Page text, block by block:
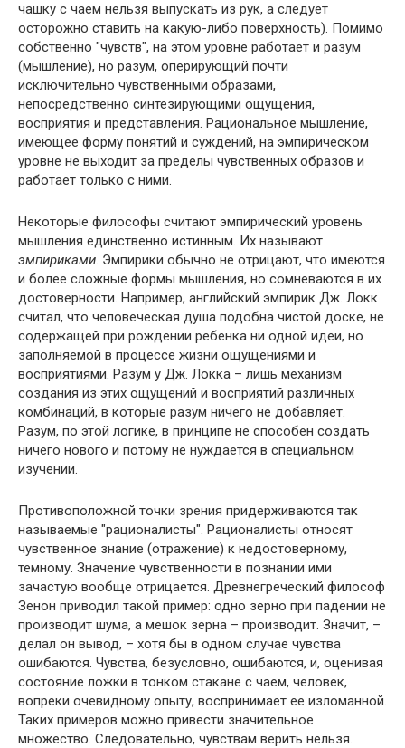
чашку с чаем нельзя выпускать из рук, а следует
осторожно ставить на какую-либо поверхность). Помимо
собственно "чувств", на этом уровне работает и разум
(мышление), но разум, оперирующий почти
исключительно чувственными образами,
непосредственно синтезирующими ощущения,
восприятия и представления. Рациональное мышление,
имеющее форму понятий и суждений, на эмпирическом
уровне не выходит за пределы чувственных образов и
работает только с ними.
Некоторые философы считают эмпирический уровень
мышления единственно истинным. Их называют
эмпириками. Эмпирики обычно не отрицают, что имеются
и более сложные формы мышления, но сомневаются в их
достоверности. Например, английский эмпирик Дж. Локк
считал, что человеческая душа подобна чистой доске, не
содержащей при рождении ребенка ни одной идеи, но
заполняемой в процессе жизни ощущениями и
восприятиями. Разум у Дж. Локка – лишь механизм
создания из этих ощущений и восприятий различных
комбинаций, в которые разум ничего не добавляет.
Разум, по этой логике, в принципе не способен создать
ничего нового и потому не нуждается в специальном
изучении.
Противоположной точки зрения придерживаются так
называемые "рационалисты". Рационалисты относят
чувственное знание (отражение) к недостоверному,
темному. Значение чувственности в познании ими
зачастую вообще отрицается. Древнегреческий философ
Зенон приводил такой пример: одно зерно при падении не
производит шума, а мешок зерна – производит. Значит, –
делал он вывод, – хотя бы в одном случае чувства
ошибаются. Чувства, безусловно, ошибаются, и, оценивая
состояние ложки в тонком стакане с чаем, человек,
вопреки очевидному опыту, воспринимает ее изломанной.
Таких примеров можно привести значительное
множество. Следовательно, чувствам верить нельзя.